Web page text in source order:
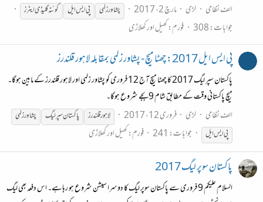
الف نظامی
لڑی مارچ 2، 2017 پشاور زلمی پیایسایل کوئٹہ گلیڈی ایٹرز
جوابات: 308 فورم:کھیل اور کھلاڑی
پی ایس ایل 2017: چھٹا میچ - پشاور زلمی بمقابلہ لاہور قلندرز
پاکستان سپر لیگ 2017 کا چھٹا میچ آج 12 فروری کو پشاور زلمی اور لاہور قلندرز کے مابین ہوگا۔
میچ پاکستانی وقت کے مطابق شام 9بجے شروع ہوگا۔
الف نظامی
لڑی فروری 12، 2017 لاہور قلندرز پاکستان سپر لیگ
پشاور زلمی
پیایسایل جوابات: 241 فورم:کھیل اور کھلاڑی
پاکستان سوپر لیگ 2017
السلام علیکم 9 فروری سے پاکستان سوپر لیگ کا دوسرا سیشن شروع ہو رہاہے۔ اس دفعہ بھی لیگ